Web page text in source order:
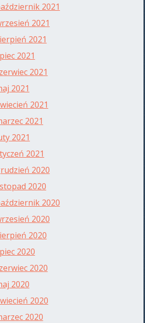
2021
2021
2021
2021
2021
2021
2021
2021
2021
2021
2020
2020
2020
2020
2020
2020
2020
2020
2020
2020